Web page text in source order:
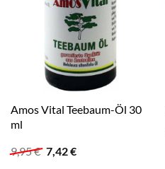
Amos Vital Teebaum-Öl 30
ml
9,95€ Ursprünglicher
Preis
7,42€Aktueller